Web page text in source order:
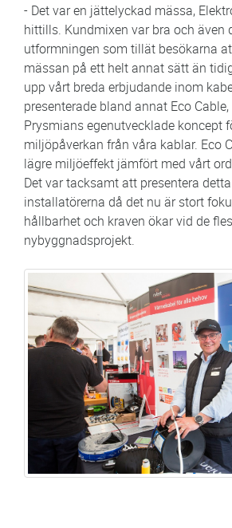
- Det var en jättelyckad mässa,
hittills. Kundmixen var bra och även
utformningen som tillät besökarna
mässan på ett helt annat sätt än
upp vårt breda erbjudande inom
presenterade bland annat Eco
Prysmians egenutvecklade koncept
miljöpåverkan från våra kablar. Eco
lägre miljöeffekt jämfört med vårt
Det var tacksamt att presentera
installatörerna då det nu är stort
hållbarhet och kraven ökar vid de
nybyggnadsprojekt.